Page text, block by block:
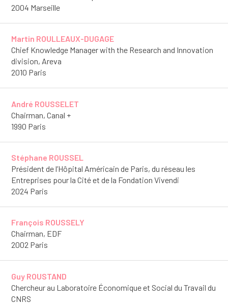
2004 Marseille
Martin ROULLEAUX-DUGAGE
Chief Knowledge Manager with the Research and Innovation
division, Areva
2010 Paris
André ROUSSELET
Chairman, Canal +
1990 Paris
Stéphane ROUSSEL
Président de l’Hôpital Américain de Paris, du réseau les
Entreprises pour la Cité et de la Fondation Vivendi
2024 Paris
François ROUSSELY
Chairman, EDF
2002 Paris
Guy ROUSTAND
Chercheur au Laboratoire Économique et Social du Travail du
CNRS